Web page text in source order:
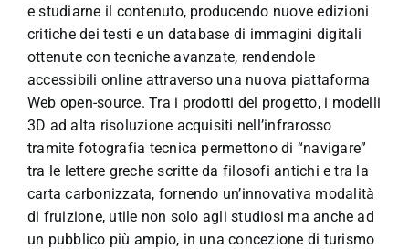
e studiarne il contenuto, producendo nuove edizioni
critiche dei testi e un database di immagini digitali
ottenute con tecniche avanzate, rendendole
accessibili online attraverso una nuova piattaforma
Web open-source. Tra i prodotti del progetto, i modelli
3D ad alta risoluzione acquisiti nell’infrarosso
tramite fotografia tecnica permettono di “navigare”
tra le lettere greche scritte da filosofi antichi e tra la
carta carbonizzata, fornendo un’innovativa modalità
di fruizione, utile non solo agli studiosi ma anche ad
un pubblico più ampio, in una concezione di turismo